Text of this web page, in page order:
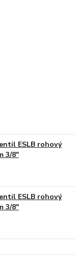
ESLB rohový
3/8"
ESLB rohový
3/8"